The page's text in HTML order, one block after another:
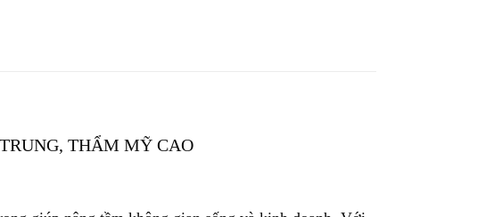
THẨM MỸ CAO